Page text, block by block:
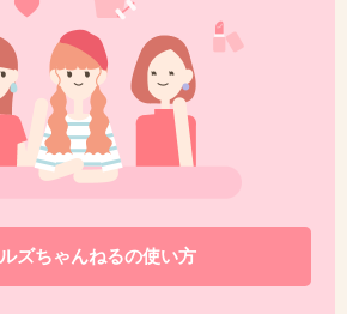
ズちゃんねるの使い方